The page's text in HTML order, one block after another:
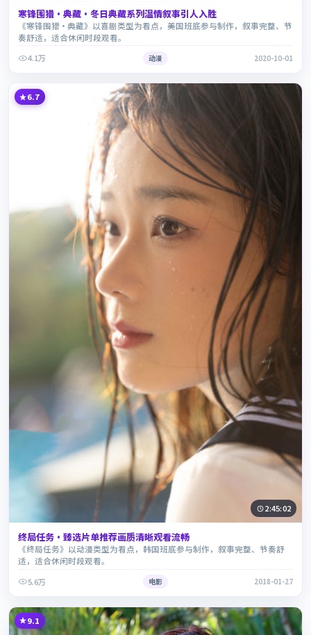
寒锋围猎·典藏·冬日典藏系列温情叙事引人入胜
《寒锋围猎·典藏》以喜剧类型为看点，美国班底参与制作，叙事完整、节
奏舒适，适合休闲时段观看。
4.1万
动漫 2020-10-01
6.7
2:45:02
终局任务·臻选片单推荐画质清晰观看流畅
《终局任务》以动漫类型为看点，韩国班底参与制作，叙事完整、节奏舒
适，适合休闲时段观看。
5.6万
电影 2018-01-27
9.1